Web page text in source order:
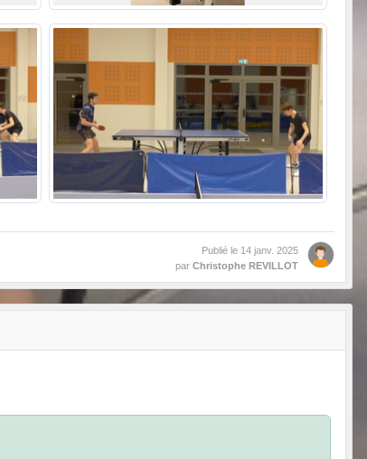
Publié le 14 janv. 2025
par Christophe REVILLOT